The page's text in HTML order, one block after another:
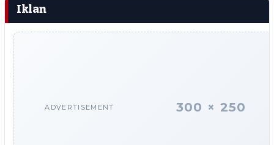
Iklan
ADVERTISEMENT 300 × 250